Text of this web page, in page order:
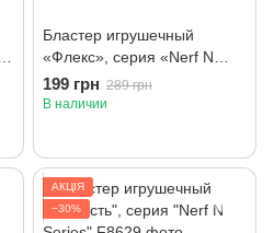
Бластер игрушечный
«Флекс», серия «Nerf N
Series»
199 грн 289 грн
В наличии
АКЦІЯ
−30%